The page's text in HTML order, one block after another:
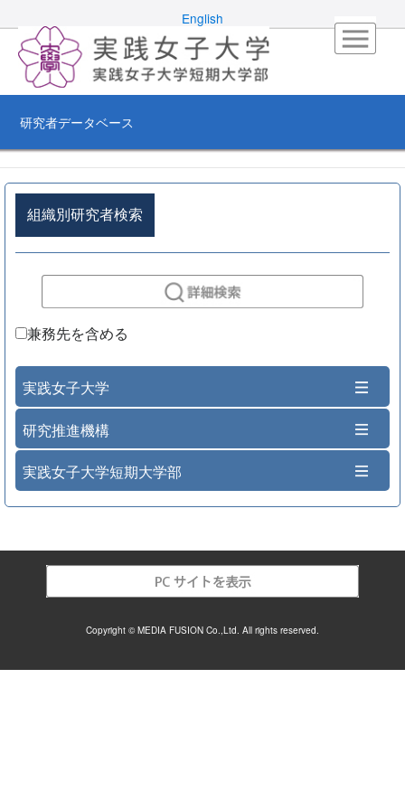
English
研究者データベース
組織別研究者検索
兼務先を含める
実践女子大学
研究推進機構
実践女子大学短期大学部
Copyright © MEDIA FUSION Co.,Ltd. All rights reserved.